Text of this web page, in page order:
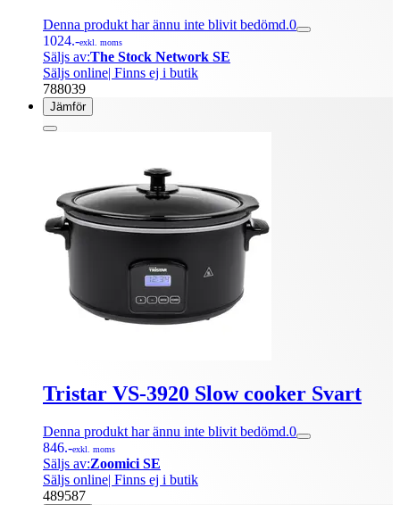
Denna produkt har ännu inte blivit bedömd.0
1024.-exkl. moms
Säljs av:The Stock Network SE
Säljs online| Finns ej i butik
788039
Jämför
Tristar VS-3920 Slow cooker Svart
Denna produkt har ännu inte blivit bedömd.0
846.-exkl. moms
Säljs av:Zoomici SE
Säljs online| Finns ej i butik
489587